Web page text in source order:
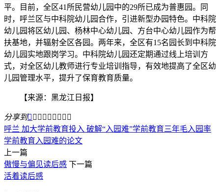
平。目前，全区41所民营幼儿园中的29所已成为普惠园。同
时，呼兰区与中科院幼儿园合作，引进新型办园特色。中科院
幼儿园将区幼儿园、杨林中心幼儿园、方台中心幼儿园作为帮
扶基地，并辐射全区各园。两年来，全区有15名园长到中科院
幼儿园实地跟岗学习。中科院幼儿园还定期通过线上培训方
式，对全区幼儿教师进行专业培训指导，有效地提高了全区幼
儿园管理水平，提升了保育教育质量。
【来源：黑龙江日报】
分享到        
呼兰 加大学前教育投入 破解“入园难”学前教育三年毛入园率
学前教育入园难的论文
上一篇
傲慢与偏见读后感 下一篇
活着读后感